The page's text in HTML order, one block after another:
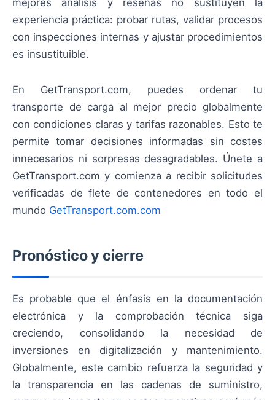
mejores análisis y reseñas no sustituyen la
experiencia práctica: probar rutas, validar procesos
con inspecciones internas y ajustar procedimientos
es insustituible.
En GetTransport.com, puedes ordenar tu
transporte de carga al mejor precio globalmente
con condiciones claras y tarifas razonables. Esto te
permite tomar decisiones informadas sin costes
innecesarios ni sorpresas desagradables. Únete a
GetTransport.com y comienza a recibir solicitudes
verificadas de flete de contenedores en todo el
mundo GetTransport.com.com
Pronóstico y cierre
Es probable que el énfasis en la documentación
electrónica y la comprobación técnica siga
creciendo, consolidando la necesidad de
inversiones en digitalización y mantenimiento.
Globalmente, este cambio refuerza la seguridad y
la transparencia en las cadenas de suministro,